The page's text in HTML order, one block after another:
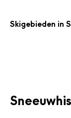
Skigebieden in